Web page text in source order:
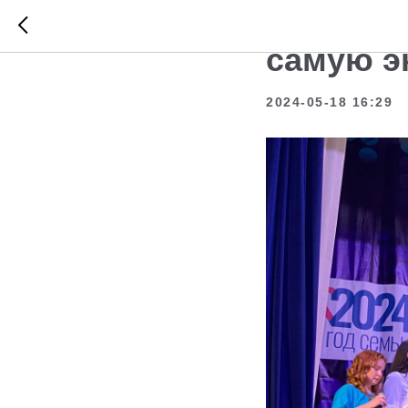
самую
2024-05-18 16:29